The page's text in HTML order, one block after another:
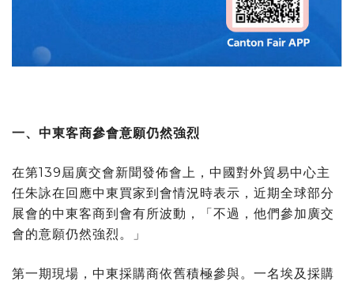
一、中東客商參會意願仍然強烈
在第139屆廣交會新聞發佈會上，中國對外貿易中心主
任朱詠在回應中東買家到會情況時表示，近期全球部分
展會的中東客商到會有所波動，「不過，他們參加廣交
會的意願仍然強烈。」
第一期現場，中東採購商依舊積極參與。一名埃及採購